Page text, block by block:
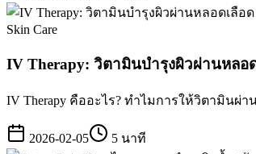
Skin Care
IV Therapy: วิตามินบำรุงผิวผ่านหลอ
IV Therapy คืออะไร? ทำไมการให้วิตามิน
2026-02-05 5 นาที